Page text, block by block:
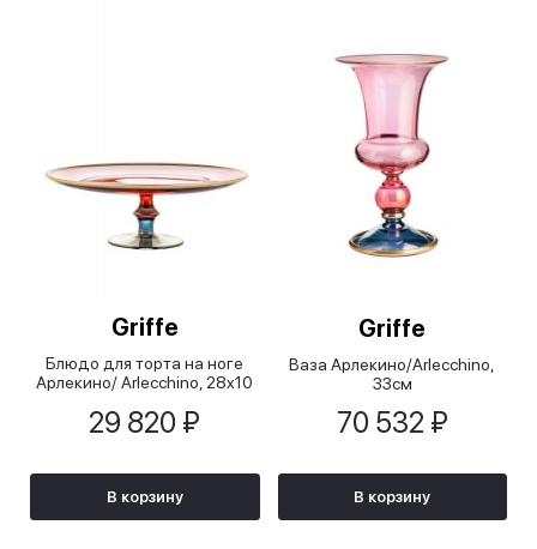
Griffe
Блюдо для торта на ноге
Арлекино/ Arlecchino, 28x10
29 820 ₽
В корзину
Griffe
Ваза Арлекино/Arlecchino,
33см
70 532 ₽
В корзину